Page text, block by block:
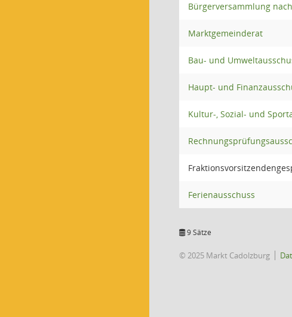
Bürgerversammlung
Marktgemeinderat
Bau- und
Haupt- und
Kultur-, Sozial- und
Ferienausschuss
9 Sätze
© 2025 Markt Cadolzburg